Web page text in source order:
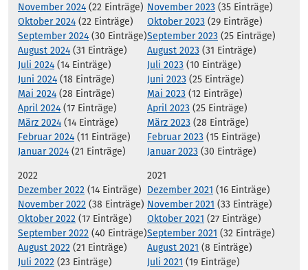
November 2024 (22 Einträge)
Oktober 2024 (22 Einträge)
September 2024 (30 Einträge)
August 2024 (31 Einträge)
Juli 2024 (14 Einträge)
Juni 2024 (18 Einträge)
Mai 2024 (28 Einträge)
April 2024 (17 Einträge)
März 2024 (14 Einträge)
Februar 2024 (11 Einträge)
Januar 2024 (21 Einträge)
November 2023 (35 Einträge)
Oktober 2023 (29 Einträge)
September 2023 (25 Einträge)
August 2023 (31 Einträge)
Juli 2023 (10 Einträge)
Juni 2023 (25 Einträge)
Mai 2023 (12 Einträge)
April 2023 (25 Einträge)
März 2023 (28 Einträge)
Februar 2023 (15 Einträge)
Januar 2023 (30 Einträge)
2022
Dezember 2022 (14 Einträge)
November 2022 (38 Einträge)
Oktober 2022 (17 Einträge)
September 2022 (40 Einträge)
August 2022 (21 Einträge)
Juli 2022 (23 Einträge)
2021
Dezember 2021 (16 Einträge)
November 2021 (33 Einträge)
Oktober 2021 (27 Einträge)
September 2021 (32 Einträge)
August 2021 (8 Einträge)
Juli 2021 (19 Einträge)